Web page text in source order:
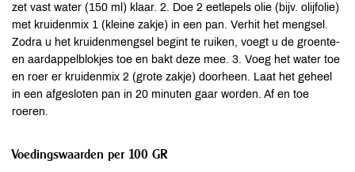
zet vast water (150 ml) klaar. 2. Doe 2 eetlepels olie (bijv. olijfolie)
met kruidenmix 1 (kleine zakje) in een pan. Verhit het mengsel.
Zodra u het kruidenmengsel begint te ruiken, voegt u de groente-
en aardappelblokjes toe en bakt deze mee. 3. Voeg het water toe
en roer er kruidenmix 2 (grote zakje) doorheen. Laat het geheel
in een afgesloten pan in 20 minuten gaar worden. Af en toe
roeren.
Voedingswaarden per 100 GR